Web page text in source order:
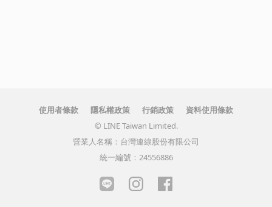
使用者條款 隱私權政策 行銷政策
資料使用條款
© LINE Taiwan Limited.
營業人名稱：台灣連線股份有限公司
統一編號：24556886